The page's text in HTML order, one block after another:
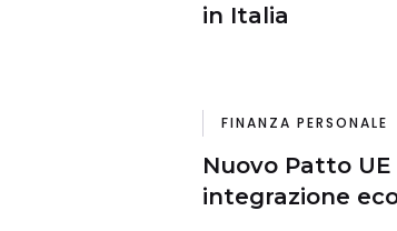
in Italia
FINANZA PERSONALE
Nuovo Patto
integrazione